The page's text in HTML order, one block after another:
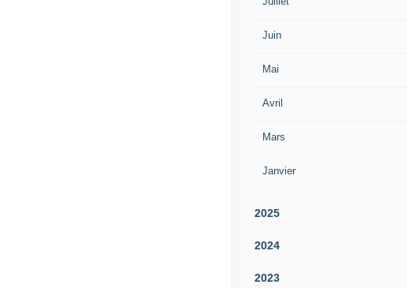
Juin
Mai
Avril
Mars
Janvier
2025
2024
2023